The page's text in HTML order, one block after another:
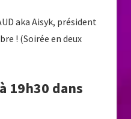
aka Aisyk, président
! (Soirée en deux
19h30 dans